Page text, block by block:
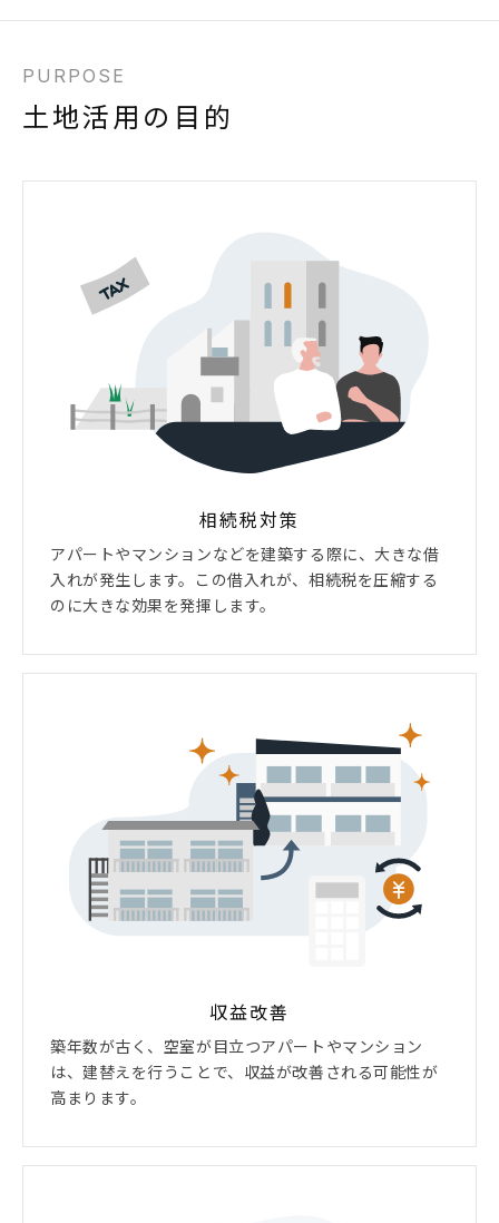
PURPOSE
土地活用の目的
相続税対策
アパートやマンションなどを建築する際に、大きな借
入れが発生します。この借入れが、相続税を圧縮する
のに大きな効果を発揮します。
収益改善
築年数が古く、空室が目立つアパートやマンション
は、建替えを行うことで、収益が改善される可能性が
高まります。